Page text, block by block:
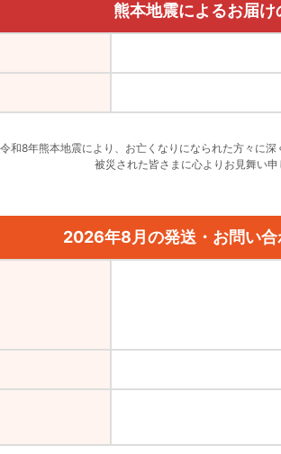
熊本地震によるお届け
令和8年熊本地震により、お亡くなりになられた方々に深
被災された皆さまに心よりお見舞い申
2026年8月の発送・お問い合